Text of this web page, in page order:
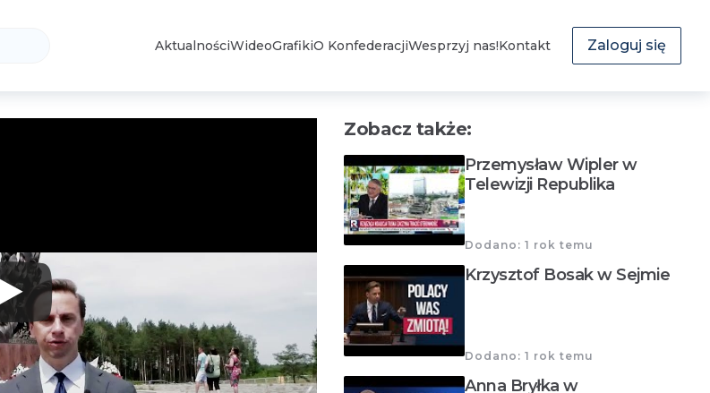
AktualnościWideoGrafikiO KonfederacjiWesprzyj nas!Kontakt Zaloguj się
Zobacz także:
Przemysław Wipler w
Telewizji Republika
Dodano: 1 rok temu
Krzysztof Bosak w Sejmie
Dodano: 1 rok temu
Anna Bryłka w